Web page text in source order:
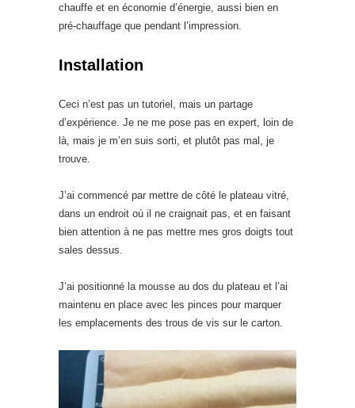
chauffe et en économie d’énergie, aussi bien en
pré-chauffage que pendant l’impression.
Installation
Ceci n’est pas un tutoriel, mais un partage
d’expérience. Je ne me pose pas en expert, loin de
là, mais je m’en suis sorti, et plutôt pas mal, je
trouve.
J’ai commencé par mettre de côté le plateau vitré,
dans un endroit où il ne craignait pas, et en faisant
bien attention à ne pas mettre mes gros doigts tout
sales dessus.
J’ai positionné la mousse au dos du plateau et l’ai
maintenu en place avec les pinces pour marquer
les emplacements des trous de vis sur le carton.